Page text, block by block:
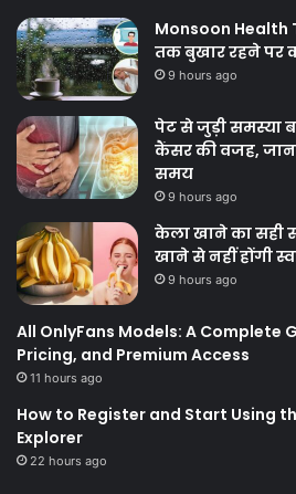
Monsoon Health
तक बुखार रहने पर
9 hours ago
पेट से जुड़ी समस्या
कैंसर की वजह, जान
समय
9 hours ago
केला खाने का सही
खाने से नहीं होंगी
9 hours ago
All OnlyFans Models: A Complete
Pricing, and Premium Access
11 hours ago
How to Register and Start Using
Explorer
22 hours ago